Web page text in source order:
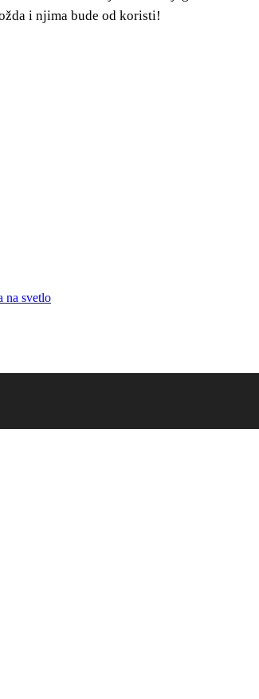
i njima bude od koristi!
na svetlo